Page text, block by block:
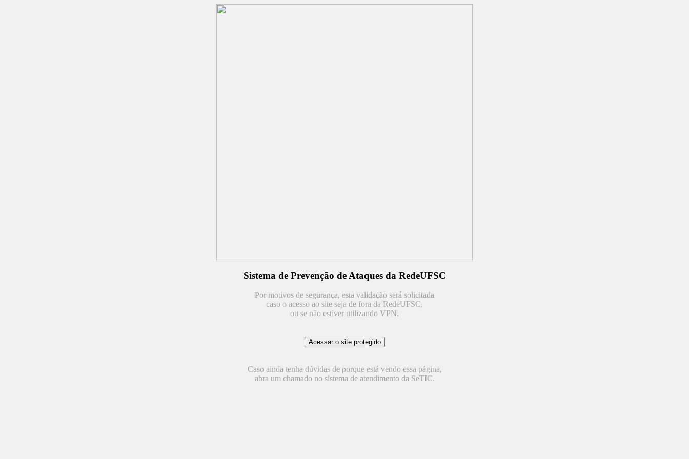
Sistema de Prevenção de Ataques da RedeUFSC
Por motivos de segurança, esta validação será solicitada
caso o acesso ao site seja de fora da RedeUFSC,
ou se não estiver utilizando VPN.
Caso ainda tenha dúvidas de porque está vendo essa página,
abra um chamado no sistema de atendimento da SeTIC.